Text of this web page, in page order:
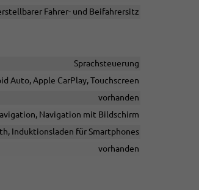
Fahrer- und Beifahrersitz
Sprachsteuerung
Auto, Apple CarPlay, Touchscreen
vorhanden
Navigation mit Bildschirm
Induktionsladen für Smartphones
vorhanden